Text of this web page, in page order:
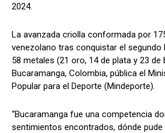
2024.
La avanzada criolla conformada por
venezolano tras conquistar el segundo
58 metales (21 oro, 14 de plata y 23 de
Bucaramanga, Colombia, pública el
Popular para el Deporte (Mindeporte).
“Bucaramanga fue una competencia
sentimientos encontrados, dónde